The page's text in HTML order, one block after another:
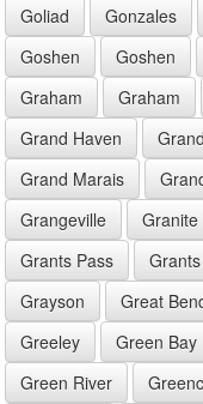
Goliad
Gonzales
Goshen
Goshen
Graham
Graham
Grand Haven
Grand Marais
Grangeville
Granite
Grants Pass
Grants
Grayson
Great
Greeley
Green Bay
Green River